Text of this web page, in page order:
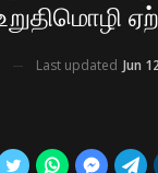
Last updated Jun